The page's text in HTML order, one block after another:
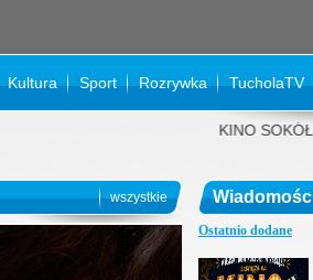
Kultura Sport Rozrywka TucholaTV
KINO SOKÓŁ W
wszystkie
Ostatnio dodane